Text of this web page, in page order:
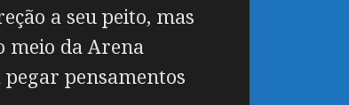
a seu peito, mas
meio da Arena
pensamentos